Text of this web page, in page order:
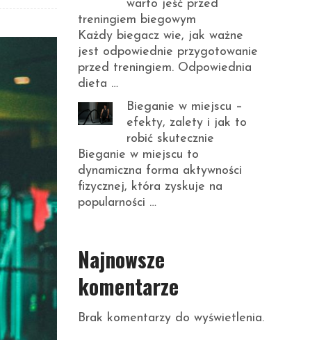
warto jeść przed
treningiem biegowym
Każdy biegacz wie, jak ważne
jest odpowiednie przygotowanie
przed treningiem. Odpowiednia
dieta …
Bieganie w miejscu –
efekty, zalety i jak to
robić skutecznie
Bieganie w miejscu to
dynamiczna forma aktywności
fizycznej, która zyskuje na
popularności …
Najnowsze
komentarze
Brak komentarzy do wyświetlenia.